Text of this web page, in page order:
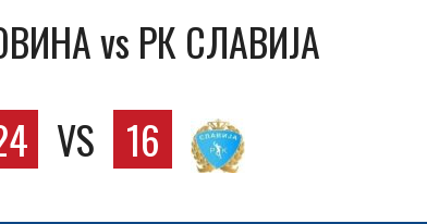
vs РК СЛАВИЈА
VS 16